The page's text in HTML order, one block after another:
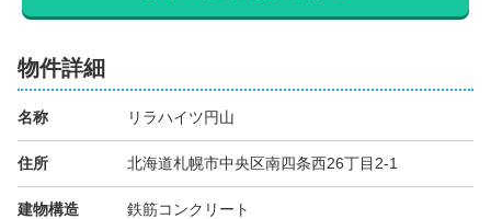
物件詳細
名称 リラハイツ円山
住所 北海道札幌市中央区南四条西26丁目2-1
建物構造 鉄筋コンクリート